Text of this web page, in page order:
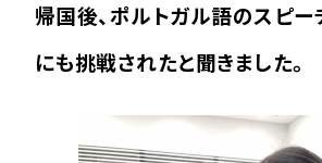
帰国後、ポルトガル語のスピー
にも挑戦されたと聞きました。